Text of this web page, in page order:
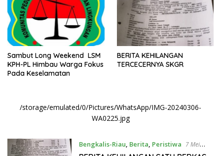
Sambut Long Weekend LSM
KPH-PL Himbau Warga Fokus
Pada Keselamatan
BERITA KEHILANGAN
TERCECERNYA SKGR
/storage/emulated/0/Pictures/WhatsApp/IMG-20240306-
WA0225.jpg
Bengkalis-Riau, Berita, Peristiwa 7 Mei